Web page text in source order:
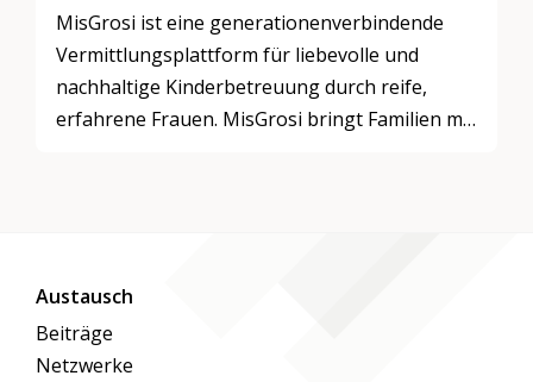
MisGrosi ist eine generationenverbindende
Vermittlungsplattform für liebevolle und
nachhaltige Kinderbetreuung durch reife,
erfahrene Frauen. MisGrosi bringt Familien mit
Austausch
Beiträge
Netzwerke